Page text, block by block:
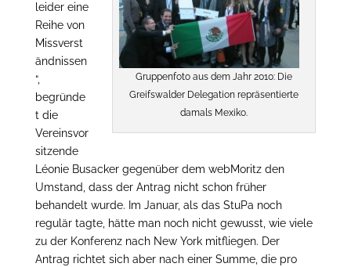
Gruppenfoto aus dem Jahr 2010: Die
Greifswalder Delegation repräsentierte
damals Mexiko.
leider eine
Reihe von
Missverst
ändnissen
“,
begründe
t die
Vereinsvor
sitzende
Léonie Busacker gegenüber dem webMoritz den
Umstand, dass der Antrag nicht schon früher
behandelt wurde. Im Januar, als das StuPa noch
regulär tagte, hätte man noch nicht gewusst, wie viele
zu der Konferenz nach New York mitfliegen. Der
Antrag richtet sich aber nach einer Summe, die pro